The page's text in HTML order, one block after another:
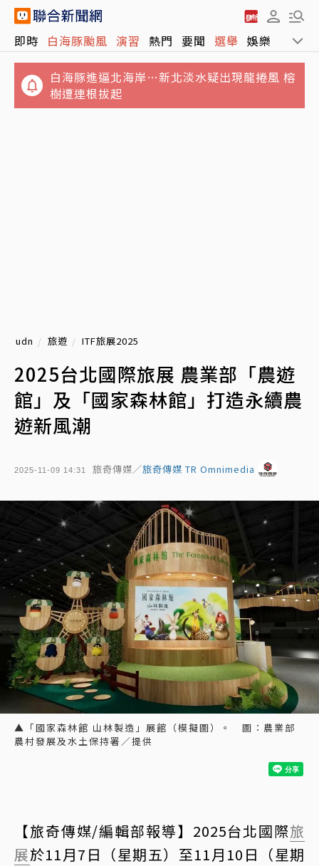
即時 白海豚颱風 演習 熱門 要聞 選舉 娛樂 運動
白海豚進逼北海岸…新北淡水疑出現龍捲風 榕
樹遭連根拔起
不滿被管教！高雄國小生嗆老師「娘娘腔、像
個女人」 判決結果出爐
udn 旅遊 ITF旅展2025
2025台北國際旅展 農業部「農遊
館」及「國家森林館」打造永續農
遊新風潮
2025-11-09 14:31 旅奇傳媒／旅奇傳媒 TR Omnimedia
▲「國家森林館 山林製造」展館（模擬圖）。 圖：農業部
農村發展及水土保持署／提供
【旅奇傳媒/編輯部報導】2025台北國際旅
展於11月7日（星期五）至11月10日（星期